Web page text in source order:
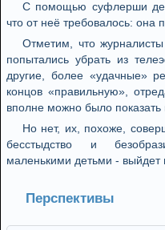
С помощью суфлерши
что от неё требовалось: она
Отметим, что
попытались убрать из
другие, более «удачные»
концов «правильную»,
вполне можно было показать
Но нет, их, похоже,
бесстыдство и
маленькими детьми - выйдет
Перспективы